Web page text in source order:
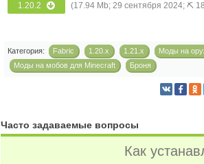
1.20.2 (17.94 Mb; 29 сентября 2024; ⛏
Категория: Fabric 1.20.x 1.21.x
Моды на
Моды на мобов для Minecraft
Броня
Часто задаваемые вопросы
Как